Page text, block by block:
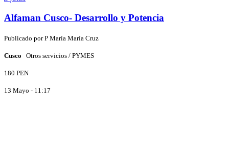
Alfaman Cusco- Desarrollo y Potencia
Publicado porP María María Cruz
Cusco Otros servicios / PYMES
180 PEN
13 Mayo - 11:17